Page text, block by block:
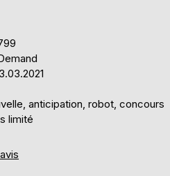
anticipation, robot, concours
limité
avis